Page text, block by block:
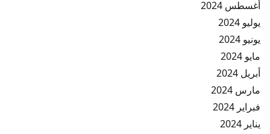
أغسطس 2024
يوليو 2024
يونيو 2024
مايو 2024
أبريل 2024
مارس 2024
فبراير 2024
يناير 2024